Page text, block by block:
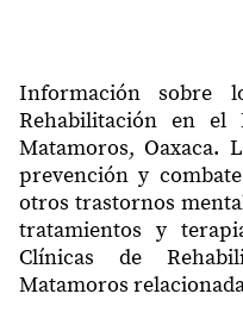
Información sobre
Rehabilitación en el
Matamoros, Oaxaca.
prevención y
otros trastornos
tratamientos y
Clínicas de
Matamoros